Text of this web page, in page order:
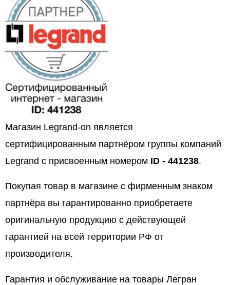
Магазин Legrand-on является
сертифицированным партнёром группы компаний
Legrand с присвоенным номером ID - 441238.
Покупая товар в магазине с фирменным знаком
партнёра вы гарантированно приобретаете
оригинальную продукцию с действующей
гарантией на всей территории РФ от
производителя.
Гарантия и обслуживание на товары Легран